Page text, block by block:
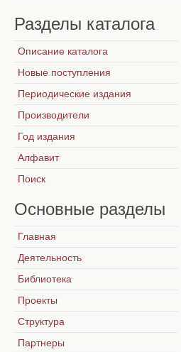
Разделы каталога
Описание каталога
Новые поступления
Периодические издания
Производители
Год издания
Алфавит
Поиск
Основные разделы
Главная
Деятельность
Библиотека
Проекты
Структура
Партнеры